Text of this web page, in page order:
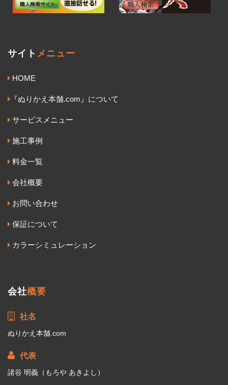
サイト メニュー
HOME
『ぬりかえ本舗.com』について
サービスメニュー
施工事例
料金一覧
会社概要
お問い合わせ
保証について
カラーシミュレーション
会社概要
社名
ぬりかえ本舗.com
代表
諸谷 明義（もろや あきよし）